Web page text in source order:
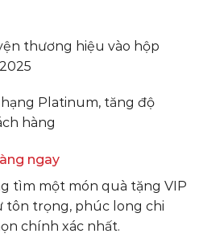
thương hiệu vào hộp
Platinum, tăng độ
hàng
ngay
tìm một món quà tặng VIP
tôn trọng, phúc long chi
chính xác nhất.